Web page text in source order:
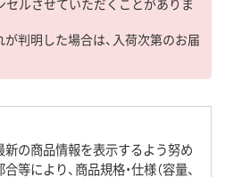
セルさせていただくことがありま
が判明した場合は、入荷次第のお届
新の商品情報を表示するよう努め
等により、商品規格・仕様（容量、